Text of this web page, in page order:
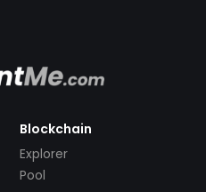
Blockchain
Explorer
Pool